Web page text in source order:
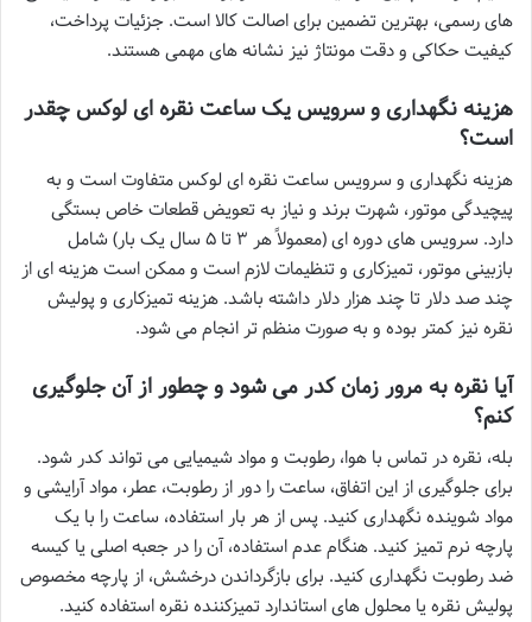
های رسمی، بهترین تضمین برای اصالت کالا است. جزئیات پرداخت،
کیفیت حکاکی و دقت مونتاژ نیز نشانه های مهمی هستند.
هزینه نگهداری و سرویس یک ساعت نقره ای لوکس چقدر
است؟
هزینه نگهداری و سرویس ساعت نقره ای لوکس متفاوت است و به
پیچیدگی موتور، شهرت برند و نیاز به تعویض قطعات خاص بستگی
دارد. سرویس های دوره ای (معمولاً هر ۳ تا ۵ سال یک بار) شامل
بازبینی موتور، تمیزکاری و تنظیمات لازم است و ممکن است هزینه ای از
چند صد دلار تا چند هزار دلار داشته باشد. هزینه تمیزکاری و پولیش
نقره نیز کمتر بوده و به صورت منظم تر انجام می شود.
آیا نقره به مرور زمان کدر می شود و چطور از آن جلوگیری
کنم؟
بله، نقره در تماس با هوا، رطوبت و مواد شیمیایی می تواند کدر شود.
برای جلوگیری از این اتفاق، ساعت را دور از رطوبت، عطر، مواد آرایشی و
مواد شوینده نگهداری کنید. پس از هر بار استفاده، ساعت را با یک
پارچه نرم تمیز کنید. هنگام عدم استفاده، آن را در جعبه اصلی یا کیسه
ضد رطوبت نگهداری کنید. برای بازگرداندن درخشش، از پارچه مخصوص
پولیش نقره یا محلول های استاندارد تمیزکننده نقره استفاده کنید.